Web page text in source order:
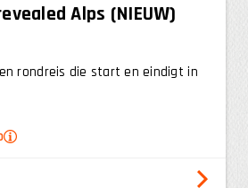
Alps (NIEUW)
rondreis die start en eindigt in